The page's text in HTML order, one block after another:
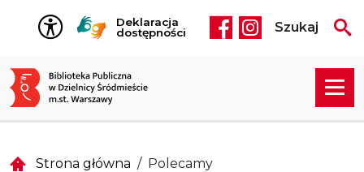
Przejdź do treści
Deklaracja
dostępności
Social media
Szukaj
Strona główna Polecamy